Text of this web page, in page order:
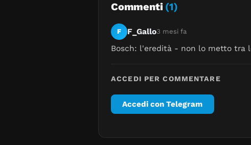
Commenti (1)
F F_Gallo3 mesi fa
Bosch: l'eredità - non lo metto tra
ACCEDI PER COMMENTARE
Accedi con Telegram